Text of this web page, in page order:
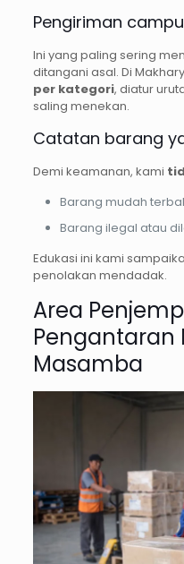
Pengiriman
Ini yang paling sering
ditangani asal. Di
per kategori, diatur
saling menekan.
Catatan barang
Demi keamanan, kami
Barang mudah
Barang ilegal atau
Edukasi ini kami
penolakan mendadak.
Area
Pengantaran
Masamba